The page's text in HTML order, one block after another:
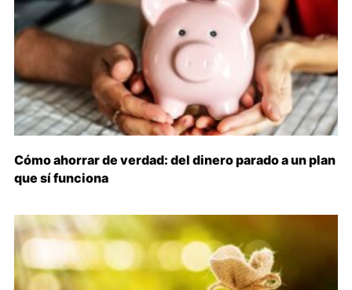
Cómo ahorrar de verdad: del dinero parado a un plan
que sí funciona